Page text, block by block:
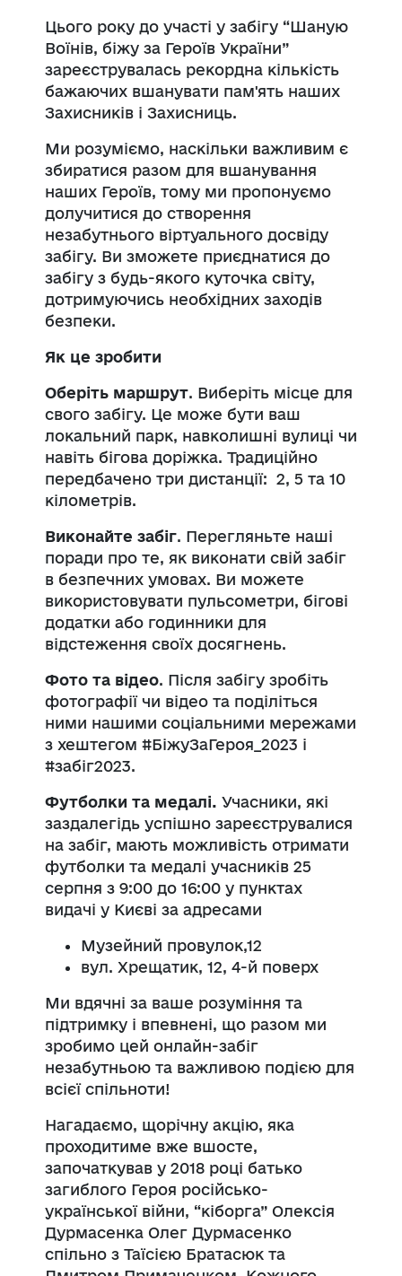
Цього року до участі у забігу “Шаную
Воїнів, біжу за Героїв України”
зареєструвалась рекордна кількість
бажаючих вшанувати пам'ять наших
Захисників і Захисниць.
Ми розуміємо, наскільки важливим є
збиратися разом для вшанування
наших Героїв, тому ми пропонуємо
долучитися до створення
незабутнього віртуального досвіду
забігу. Ви зможете приєднатися до
забігу з будь-якого куточка світу,
дотримуючись необхідних заходів
безпеки.
Як це зробити
Оберіть маршрут. Виберіть місце для
свого забігу. Це може бути ваш
локальний парк, навколишні вулиці чи
навіть бігова доріжка. Традиційно
передбачено три дистанції: 2, 5 та 10
кілометрів.
Виконайте забіг. Перегляньте наші
поради про те, як виконати свій забіг
в безпечних умовах. Ви можете
використовувати пульсометри, бігові
додатки або годинники для
відстеження своїх досягнень.
Фото та відео. Після забігу зробіть
фотографії чи відео та поділіться
ними нашими соціальними мережами
з хештегом #БіжуЗаГероя_2023 і
#забіг2023.
Футболки та медалі. Учасники, які
заздалегідь успішно зареєструвалися
на забіг, мають можливість отримати
футболки та медалі учасників 25
серпня з 9:00 до 16:00 у пунктах
видачі у Києві за адресами
Музейний провулок,12
вул. Хрещатик, 12, 4-й поверх
Ми вдячні за ваше розуміння та
підтримку і впевнені, що разом ми
зробимо цей онлайн-забіг
незабутньою та важливою подією для
всієї спільноти!
Нагадаємо, щорічну акцію, яка
проходитиме вже вшосте,
започаткував у 2018 році батько
загиблого Героя російсько-
української війни, “кіборга” Олексія
Дурмасенка Олег Дурмасенко
спільно з Таїсією Братасюк та